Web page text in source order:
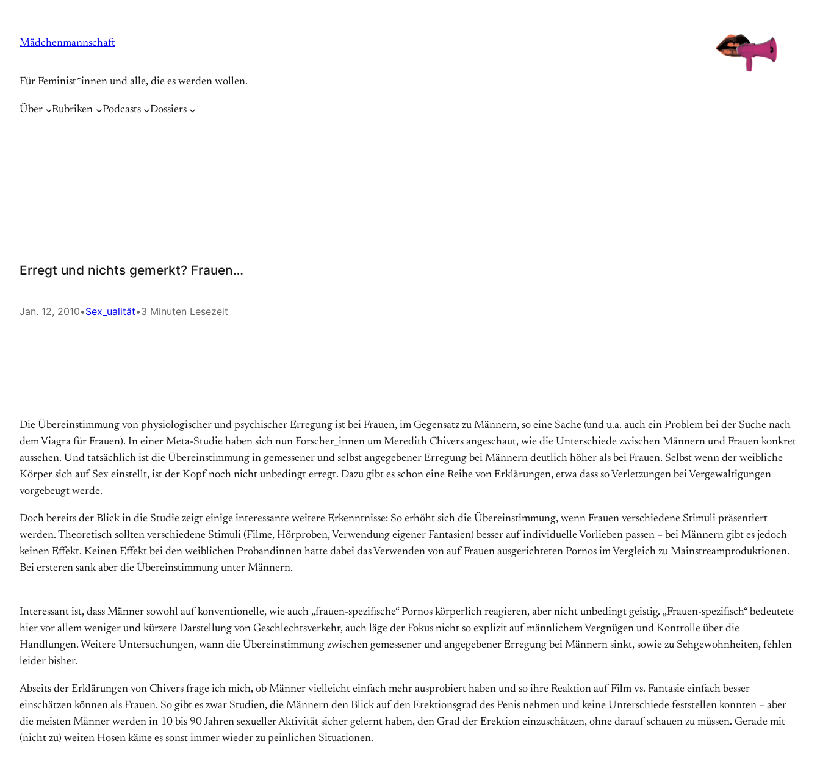
springen
Mädchenmannschaft
Für Feminist*innen und alle, die es werden wollen.
Über Rubriken Podcasts Dossiers
Erregt und nichts gemerkt? Frauen…
Jan. 12, 2010•Sex_ualität•3 Minuten Lesezeit
Die Übereinstimmung von physiologischer und psychischer Erregung ist bei Frauen, im Gegensatz zu Männern, so eine Sache (und u.a. auch ein Problem bei der Suche nach
dem Viagra für Frauen). In einer Meta-Studie haben sich nun Forscher_innen um Meredith Chivers angeschaut, wie die Unterschiede zwischen Männern und Frauen konkret
aussehen. Und tatsächlich ist die Übereinstimmung in gemessener und selbst angegebener Erregung bei Männern deutlich höher als bei Frauen. Selbst wenn der weibliche
Körper sich auf Sex einstellt, ist der Kopf noch nicht unbedingt erregt. Dazu gibt es schon eine Reihe von Erklärungen, etwa dass so Verletzungen bei Vergewaltigungen
vorgebeugt werde.
Doch bereits der Blick in die Studie zeigt einige interessante weitere Erkenntnisse: So erhöht sich die Übereinstimmung, wenn Frauen verschiedene Stimuli präsentiert
werden. Theoretisch sollten verschiedene Stimuli (Filme, Hörproben, Verwendung eigener Fantasien) besser auf individuelle Vorlieben passen – bei Männern gibt es jedoch
keinen Effekt. Keinen Effekt bei den weiblichen Probandinnen hatte dabei das Verwenden von auf Frauen ausgerichteten Pornos im Vergleich zu Mainstreamproduktionen.
Bei ersteren sank aber die Übereinstimmung unter Männern.
Interessant ist, dass Männer sowohl auf konventionelle, wie auch „frauen-spezifische“ Pornos körperlich reagieren, aber nicht unbedingt geistig. „Frauen-spezifisch“ bedeutete
hier vor allem weniger und kürzere Darstellung von Geschlechtsverkehr, auch läge der Fokus nicht so explizit auf männlichem Vergnügen und Kontrolle über die
Handlungen. Weitere Untersuchungen, wann die Übereinstimmung zwischen gemessener und angegebener Erregung bei Männern sinkt, sowie zu Sehgewohnheiten, fehlen
leider bisher.
Abseits der Erklärungen von Chivers frage ich mich, ob Männer vielleicht einfach mehr ausprobiert haben und so ihre Reaktion auf Film vs. Fantasie einfach besser
einschätzen können als Frauen. So gibt es zwar Studien, die Männern den Blick auf den Erektionsgrad des Penis nehmen und keine Unterschiede feststellen konnten – aber
die meisten Männer werden in 10 bis 90 Jahren sexueller Aktivität sicher gelernt haben, den Grad der Erektion einzuschätzen, ohne darauf schauen zu müssen. Gerade mit
(nicht zu) weiten Hosen käme es sonst immer wieder zu peinlichen Situationen.